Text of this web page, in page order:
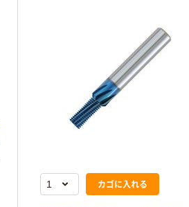
カゴに入れる
形 アルカリ乾
電池 北欧パッ
ケージ アスク
ルオリジナル
￥140~ （税込）
本気プライス
0.22mm 布テー
プ
￥145~ （税込）